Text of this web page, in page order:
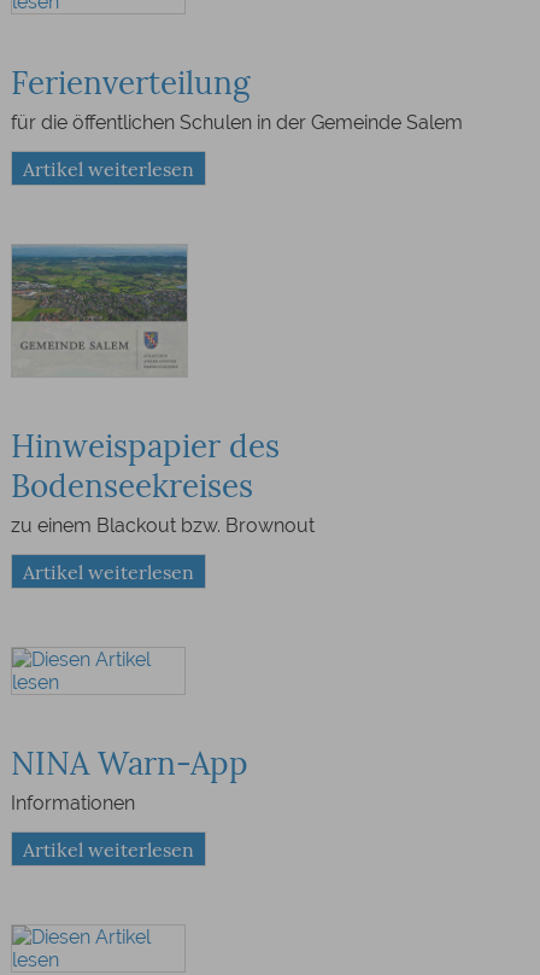
Ferienverteilung
für die öffentlichen Schulen in der Gemeinde Salem
Artikel weiterlesen
Hinweispapier des
Bodenseekreises
zu einem Blackout bzw. Brownout
Artikel weiterlesen
NINA Warn-App
Informationen
Artikel weiterlesen